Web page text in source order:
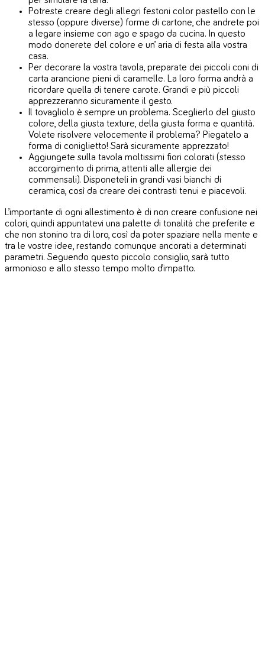
Potreste creare degli allegri festoni color pastello con le
stesso (oppure diverse) forme di cartone, che andrete poi
a legare insieme con ago e spago da cucina. In questo
modo donerete del colore e un’ aria di festa alla vostra
casa.
Per decorare la vostra tavola, preparate dei piccoli coni di
carta arancione pieni di caramelle. La loro forma andrà a
ricordare quella di tenere carote. Grandi e più piccoli
apprezzeranno sicuramente il gesto.
Il tovagliolo è sempre un problema. Sceglierlo del giusto
colore, della giusta texture, della giusta forma e quantità.
Volete risolvere velocemente il problema? Piegatelo a
forma di coniglietto! Sarà sicuramente apprezzato!
Aggiungete sulla tavola moltissimi fiori colorati (stesso
accorgimento di prima, attenti alle allergie dei
commensali). Disponeteli in grandi vasi bianchi di
ceramica, così da creare dei contrasti tenui e piacevoli.
L’importante di ogni allestimento è di non creare confusione nei
colori, quindi appuntatevi una palette di tonalità che preferite e
che non stonino tra di loro, così da poter spaziare nella mente e
tra le vostre idee, restando comunque ancorati a determinati
parametri. Seguendo questo piccolo consiglio, sarà tutto
armonioso e allo stesso tempo molto d’impatto.